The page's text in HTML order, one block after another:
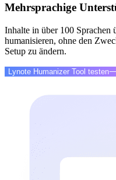
Mehrsprachige
Inhalte in über 100 Sprachen
humanisieren, ohne den
Setup zu ändern.
Lynote Humanizer Tool testen